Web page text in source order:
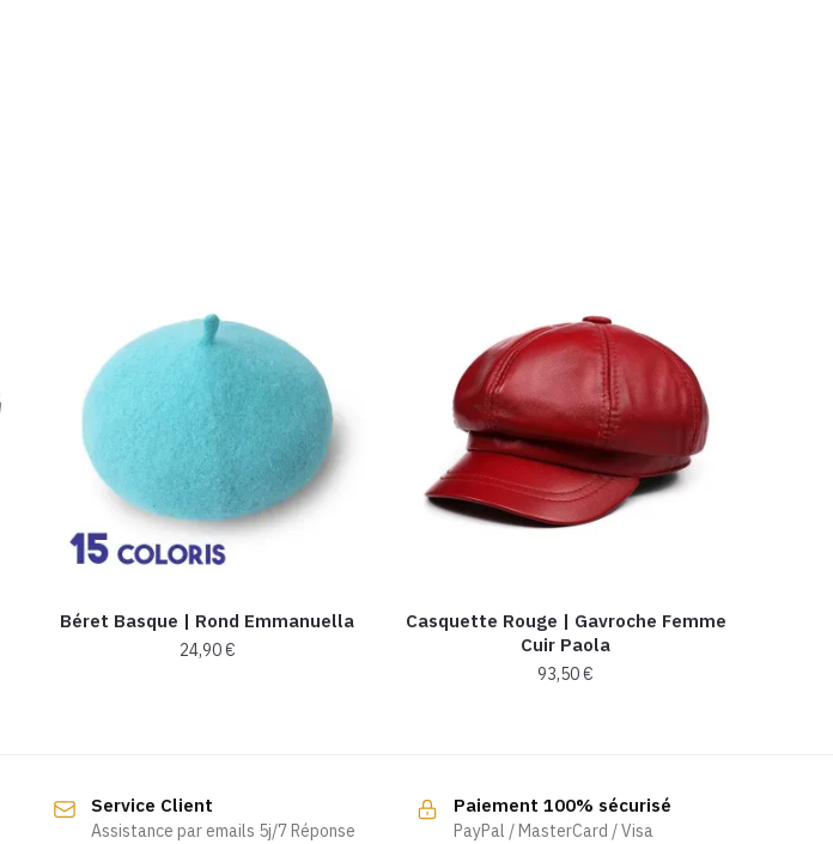
Béret Basque | Rond Emmanuella
24,90€
variations.
Casquette Rouge | Gavroche Femme
Cuir Paola
93,50€
plusieurs
variations.
Service Client
Assistance par emails 5j/7 Réponse
Paiement 100% sécurisé
PayPal / MasterCard / Visa